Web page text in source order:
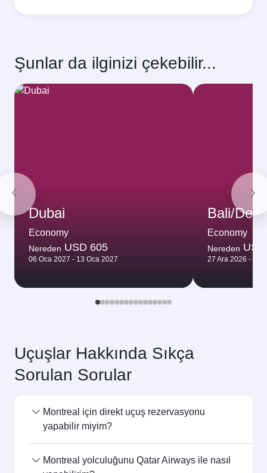
Ekim
2026
Aralık
Şunlar da ilginizi çekebilir...